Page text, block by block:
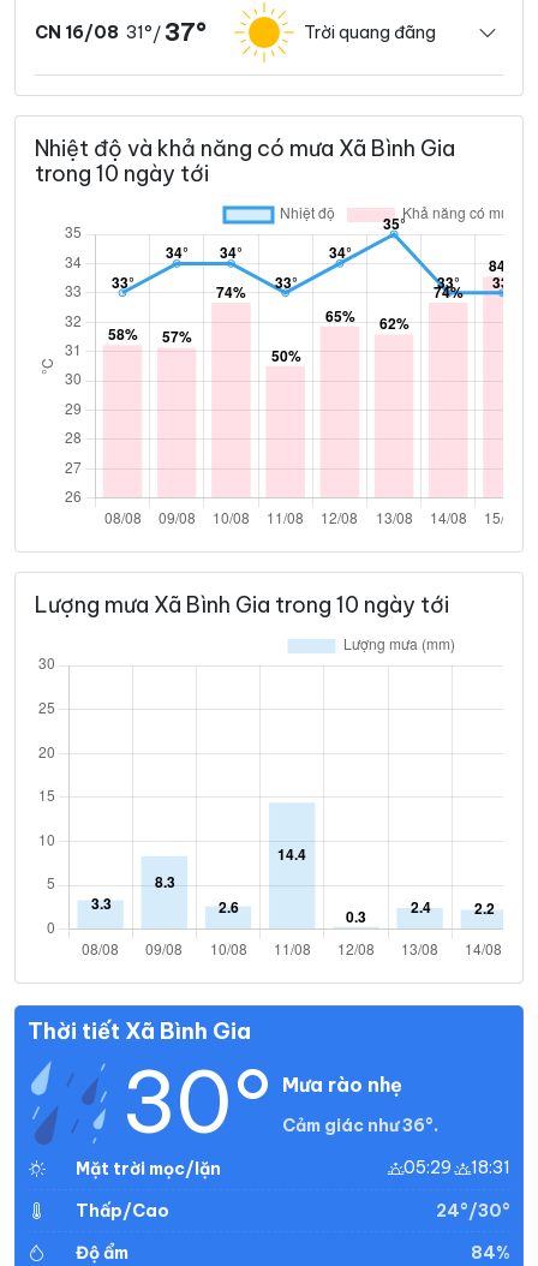
CN 16/08 31°/ 37° Trời quang đãng
Nhiệt độ và khả năng có mưa Xã Bình Gia
trong 10 ngày tới
Lượng mưa Xã Bình Gia trong 10 ngày tới
Thời tiết Xã Bình Gia
30° Mưa rào nhẹ
Cảm giác như 36°.
Mặt trời mọc/lặn
05:29 18:31
Thấp/Cao
24°/30°
Độ ẩm
84%